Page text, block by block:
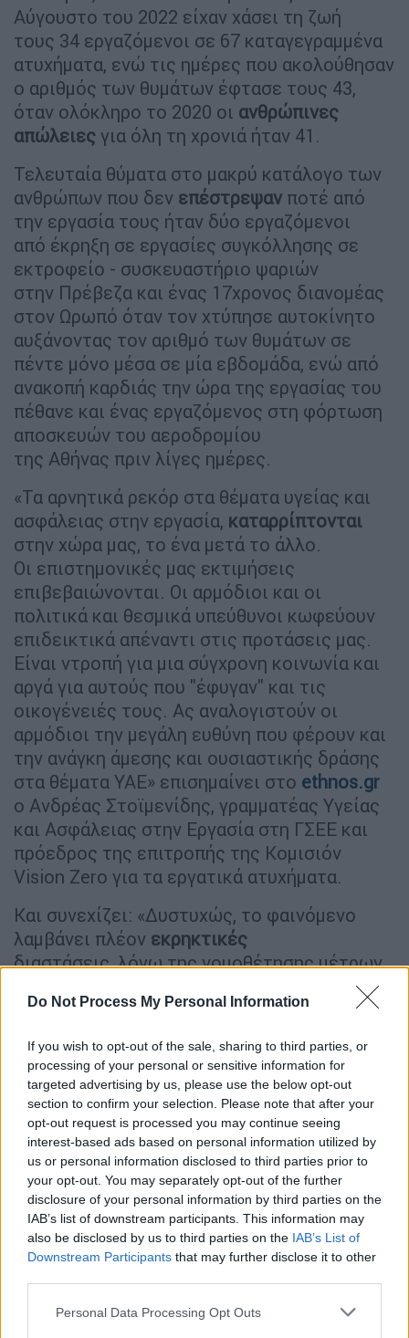
Do Not Process My Personal Information
If you wish to opt-out of the sale, sharing to third parties, or
processing of your personal or sensitive information for
targeted advertising by us, please use the below opt-out
section to confirm your selection. Please note that after your
opt-out request is processed you may continue seeing
interest-based ads based on personal information utilized by
us or personal information disclosed to third parties prior to
your opt-out. You may separately opt-out of the further
disclosure of your personal information by third parties on the
IAB’s list of downstream participants. This information may
also be disclosed by us to third parties on the IAB’s List of
Downstream Participants that may further disclose it to other
Please note that this website/app uses one or more Google
Personal Data Processing Opt Outs
Αύγουστο του 2022 είχαν χάσει τη ζωή
τους 34 εργαζόμενοι σε 67 καταγεγραμμένα
ατυχήματα, ενώ τις ημέρες που ακολούθησαν
ο αριθμός των θυμάτων έφτασε τους 43,
όταν ολόκληρο το 2020 οι ανθρώπινες
απώλειες για όλη τη χρονιά ήταν 41.
Τελευταία θύματα στο μακρύ κατάλογο των
ανθρώπων που δεν επέστρεψαν ποτέ από
την εργασία τους ήταν δύο εργαζόμενοι
από έκρηξη σε εργασίες συγκόλλησης σε
εκτροφείο - συσκευαστήριο ψαριών
στην Πρέβεζα και ένας 17χρονος διανομέας
στον Ωρωπό όταν τον χτύπησε αυτοκίνητο
αυξάνοντας τον αριθμό των θυμάτων σε
πέντε μόνο μέσα σε μία εβδομάδα, ενώ από
ανακοπή καρδιάς την ώρα της εργασίας του
πέθανε και ένας εργαζόμενος στη φόρτωση
αποσκευών του αεροδρομίου
της Αθήνας πριν λίγες ημέρες.
«Τα αρνητικά ρεκόρ στα θέματα υγείας και
ασφάλειας στην εργασία, καταρρίπτονται
στην χώρα μας, το ένα μετά το άλλο.
Οι επιστημονικές μας εκτιμήσεις
επιβεβαιώνονται. Οι αρμόδιοι και οι
πολιτικά και θεσμικά υπεύθυνοι κωφεύουν
επιδεικτικά απέναντι στις προτάσεις μας.
Είναι ντροπή για μια σύγχρονη κοινωνία και
αργά για αυτούς που "έφυγαν" και τις
οικογένειές τους. Ας αναλογιστούν οι
αρμόδιοι την μεγάλη ευθύνη που φέρουν και
την ανάγκη άμεσης και ουσιαστικής δράσης
στα θέματα ΥΑΕ» επισημαίνει στο ethnos.gr
ο Ανδρέας Στοϊμενίδης, γραμματέας Υγείας
και Ασφάλειας στην Εργασία στη ΓΣΕΕ και
πρόεδρος της επιτροπής της Κομισιόν
Vision Zero για τα εργατικά ατυχήματα.
Και συνεχίζει: «Δυστυχώς, το φαινόμενο
λαμβάνει πλέον εκρηκτικές
διαστάσεις, λόγω της νομοθέτησης μέτρων
αποδυναμώνουν την δράση των συνδικάτων
δημιουργούν απίστευτη σύγχυση στην
λειτουργία του Σώματος Επιθεωρητών
Εργασίας και ευνοούν την αυθαιρεσία όσων
εργοδοτών δεν αναλαμβάνουν τις νομικές
ευθύνες τους στα σχετικά θέματα. Η
κατάσταση όπως έχει διαμορφωθεί, μας
δημιουργεί βάσιμους φόβους για ακόμα
περισσότερες απώλειες σε ανθρώπινες
ζωές στο μέλλον».
Επίσης, στη χώρα μας δεν καταγράφονται οι
επαγγελματικές ασθένειες, όταν εκτιμάται